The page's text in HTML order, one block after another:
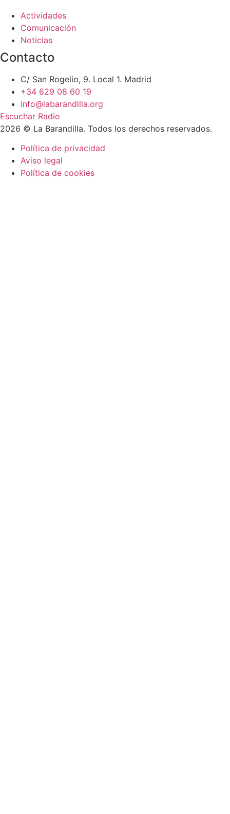
Actividades
Comunicación
Noticias
Contacto
C/ San Rogelio, 9. Local 1. Madrid
+34 629 08 60 19
info@labarandilla.org
Escuchar Radio
2026 © La Barandilla. Todos los derechos reservados.
Política de privacidad
Aviso legal
Política de cookies